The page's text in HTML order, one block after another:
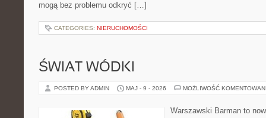
mogą bez problemu odkryć […]
CATEGORIES: NIERUCHOMOŚCI
ŚWIAT WÓDKI
POSTED BY ADMIN MAJ - 9 - 2026 MOŻLIWOŚĆ
Warszawski Barman to